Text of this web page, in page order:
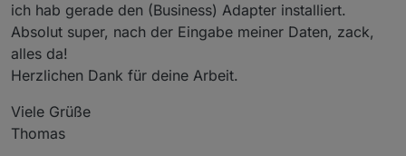
Hallo Thomas,
ich komm mit deiner Business Version nicht zurecht.
Ich bekomme ja noch nicht mal die Stationsnummer
richtige App ist bzw. bekommst du die Daten über die
ich hab gerade den (Business) Adapter installiert.
Absolut super, nach der Eingabe meiner Daten, zack,
alles da!
Herzlichen Dank für deine Arbeit.
Viele Grüße
Thomas